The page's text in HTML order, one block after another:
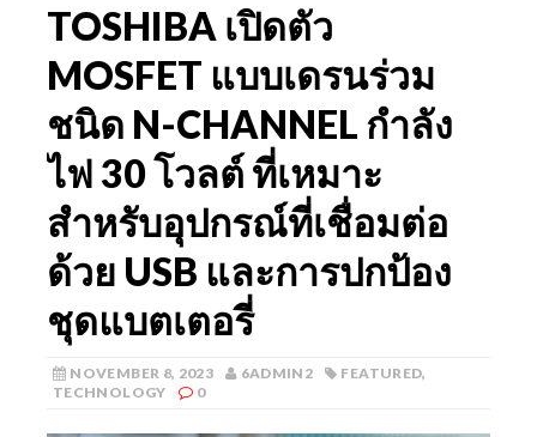
TOSHIBA เปิดตัว
MOSFET แบบเดรนร่วม
ชนิด N-CHANNEL กำลัง
ไฟ 30 โวลต์ ที่เหมาะ
สำหรับอุปกรณ์ที่เชื่อมต่อ
ด้วย USB และการปกป้อง
ชุดแบตเตอรี่
NOVEMBER 8, 2023 6ADMIN2 FEATURED,
TECHNOLOGY
0